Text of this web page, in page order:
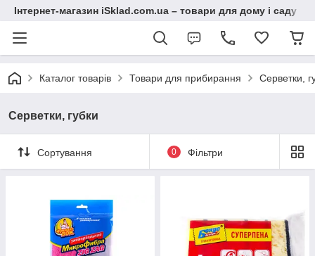
Інтернет-магазин iSklad.com.ua – товари для дому і саду
Каталог товарів Товари для прибирання Серветки,
Серветки, губки
Сортування 0 Фільтри